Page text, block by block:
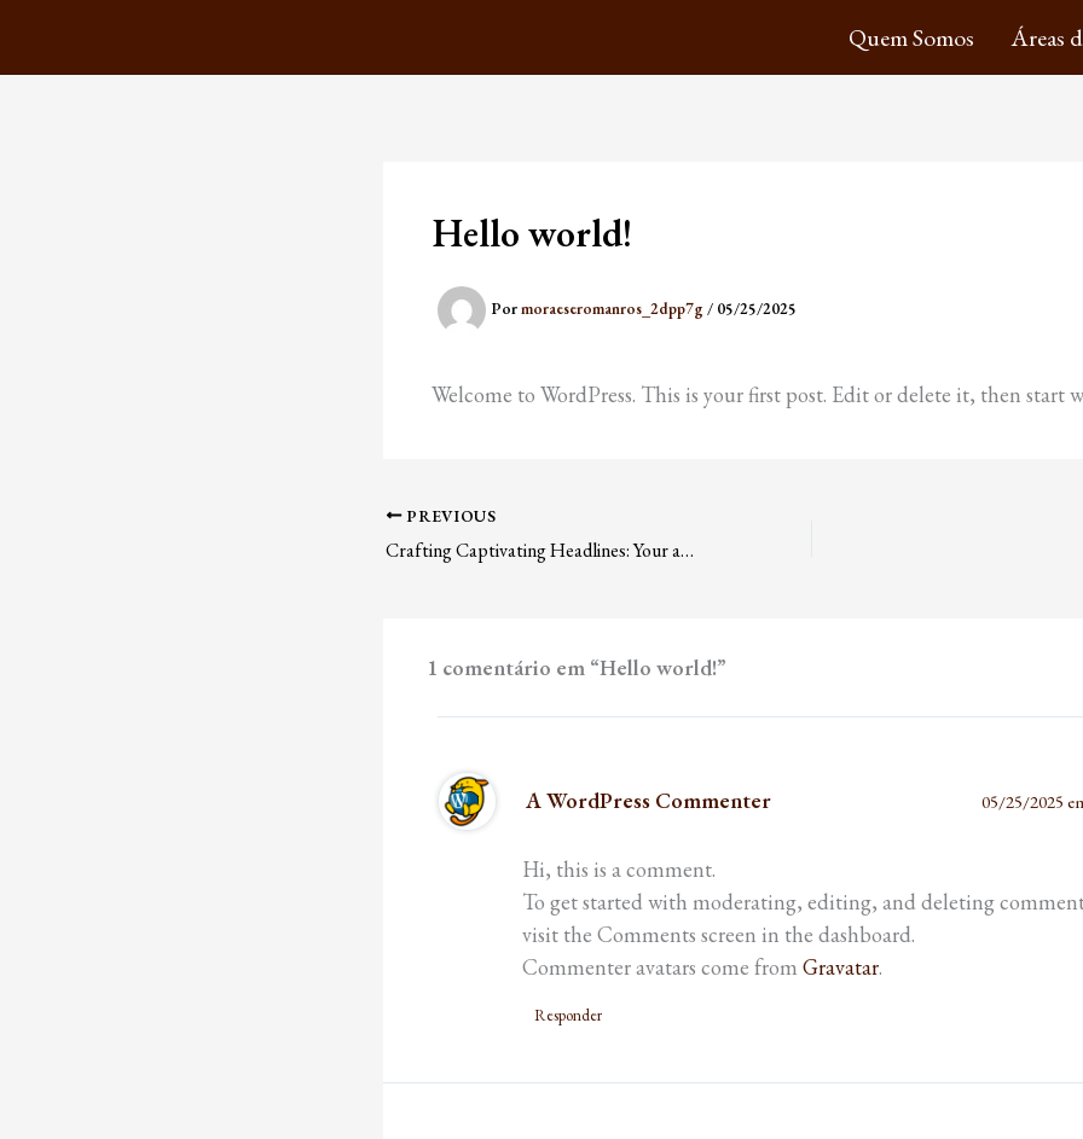
o
Quem Somos Áreas
Hello world!
Pormoraeseromanros_2dpp7g / 05/25/2025
Welcome to WordPress. This is your first post. Edit or delete it, then start
PREVIOUS
Crafting Captivating Headlines: Your awesome post title goes here
1 comentário em “Hello world!”
A WordPress Commenter 05/25/2025
Hi, this is a comment.
To get started with moderating, editing, and deleting
visit the Comments screen in the dashboard.
Commenter avatars come from Gravatar.
Responder